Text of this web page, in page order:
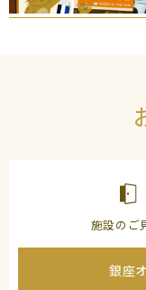
施設のご
銀座